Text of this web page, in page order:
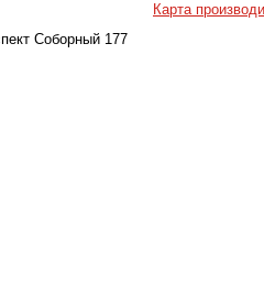
Карта
Соборный 177